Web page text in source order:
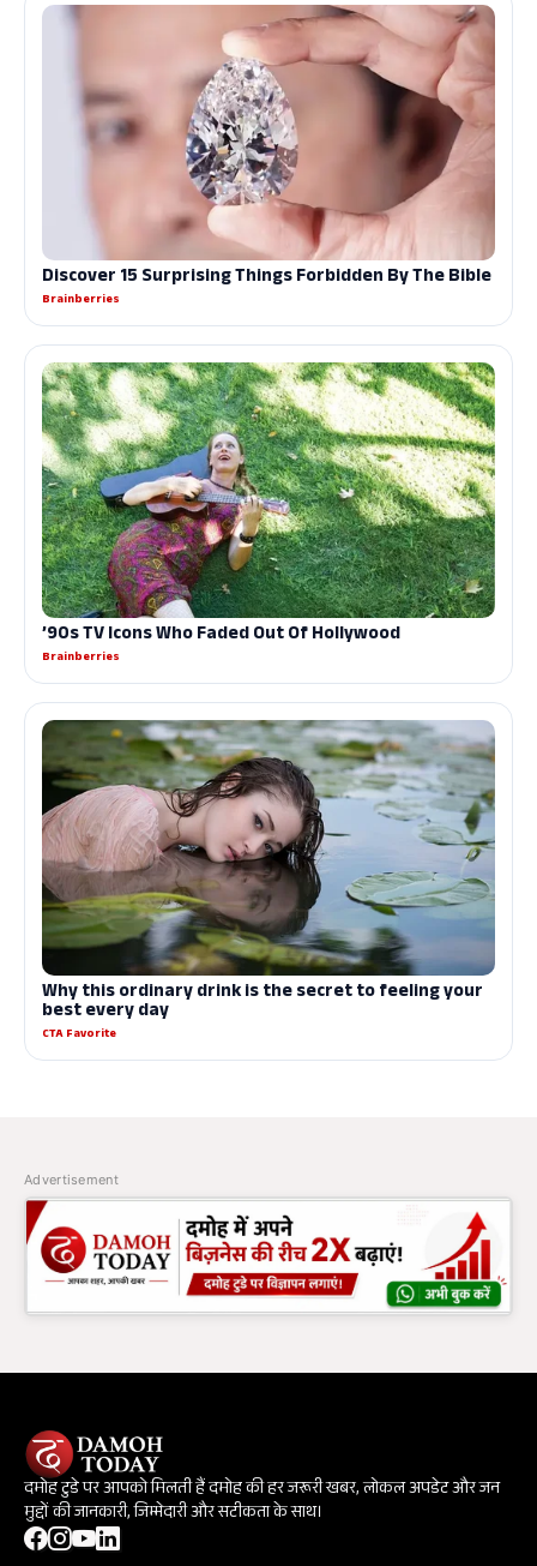
Advertisement
दमोह टुडे पर आपको मिलती हैं दमोह की हर जरूरी खबर, लोकल अपडेट और जन
मुद्दों की जानकारी, जिम्मेदारी और सटीकता के साथ।